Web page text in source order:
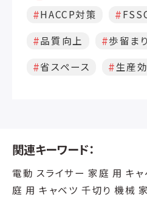
HACCP対策
品質向上
歩留ま
省スペース
生産
関連キーワード：
電動 スライサー 家庭 用 キ
庭 用 キャベツ 千切り 機械